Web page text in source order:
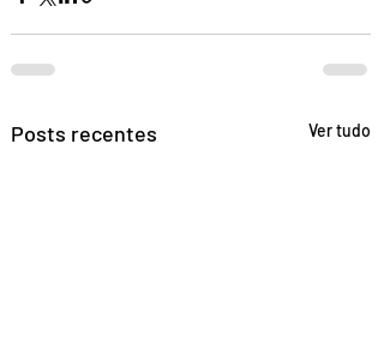
Posts recentes Ver tudo